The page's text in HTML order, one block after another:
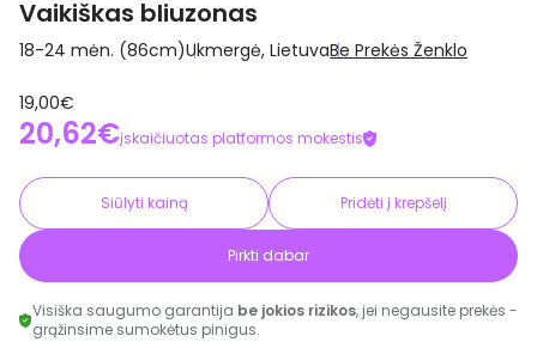
Vaikiškas bliuzonas
18-24 mėn. (86cm)Ukmergė, LietuvaBe Prekės Ženklo
19,00€
20,62€įskaičiuotas platformos mokestis
Siūlyti kainą Pridėti į krepšelį
Pirkti dabar
Visiška saugumo garantija be jokios rizikos, jei negausite prekės -
grąžinsime sumokėtus pinigus.